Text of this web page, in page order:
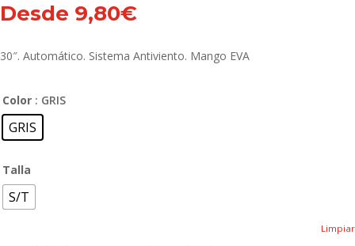
Desde 9,80€
30″. Automático. Sistema Antiviento. Mango EVA
Color : GRIS
GRIS
Talla
S/T
Limpiar